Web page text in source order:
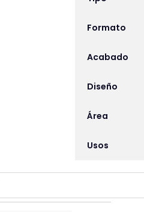
Formato
Acabado
Diseño
Área
Usos